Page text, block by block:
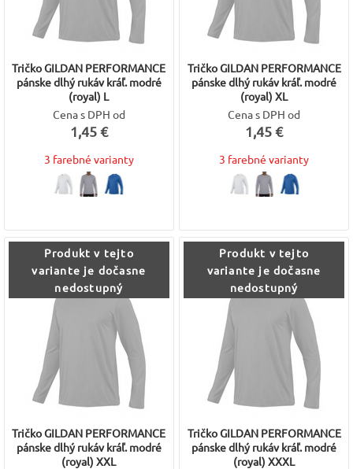
Tričko GILDAN PERFORMANCE
pánske dlhý rukáv kráľ. modré
(royal) L
Cena s DPH od
1,45 €
3 farebné varianty
Tričko GILDAN PERFORMANCE
pánske dlhý rukáv kráľ. modré
(royal) XL
Cena s DPH od
1,45 €
3 farebné varianty
Produkt v tejto
variante je dočasne
nedostupný
Tričko GILDAN PERFORMANCE
pánske dlhý rukáv kráľ. modré
(royal) XXL
Produkt v tejto
variante je dočasne
nedostupný
Tričko GILDAN PERFORMANCE
pánske dlhý rukáv kráľ. modré
(royal) XXXL